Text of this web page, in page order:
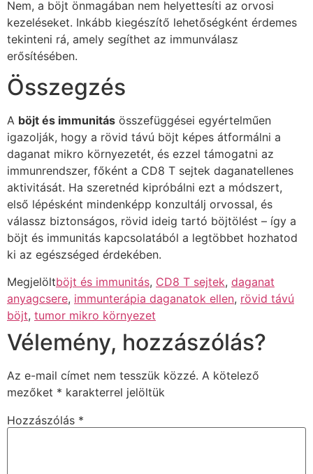
Nem, a böjt önmagában nem helyettesíti az orvosi
kezeléseket. Inkább kiegészítő lehetőségként érdemes
tekinteni rá, amely segíthet az immunválasz
erősítésében.
Összegzés
A böjt és immunitás összefüggései egyértelműen
igazolják, hogy a rövid távú böjt képes átformálni a
daganat mikro környezetét, és ezzel támogatni az
immunrendszer, főként a CD8 T sejtek daganatellenes
aktivitását. Ha szeretnéd kipróbálni ezt a módszert,
első lépésként mindenképp konzultálj orvossal, és
válassz biztonságos, rövid ideig tartó böjtölést – így a
böjt és immunitás kapcsolatából a legtöbbet hozhatod
ki az egészséged érdekében.
Megjelöltböjt és immunitás, CD8 T sejtek, daganat
anyagcsere, immunterápia daganatok ellen, rövid távú
böjt, tumor mikro környezet
Vélemény, hozzászólás?
Az e-mail címet nem tesszük közzé. A kötelező
mezőket * karakterrel jelöltük
Hozzászólás *